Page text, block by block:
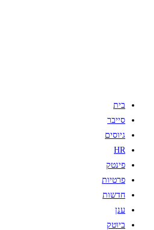
בית
סייבר
גיוסים
HR
פינטק
פרטיות
חדשות
ענן
ביוטק